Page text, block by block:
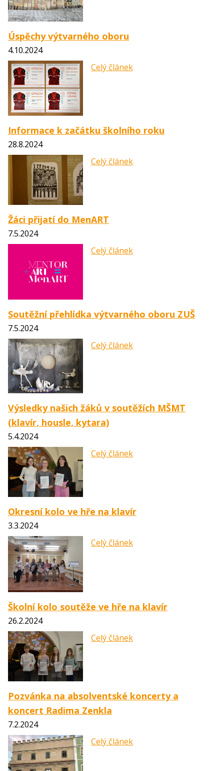
Úspěchy výtvarného oboru
4.10.2024
Celý článek
Informace k začátku školního roku
28.8.2024
Celý článek
Žáci přijatí do MenART
7.5.2024
Celý článek
Soutěžní přehlídka výtvarného oboru ZUŠ
7.5.2024
Celý článek
Výsledky našich žáků v soutěžích MŠMT
(klavír, housle, kytara)
5.4.2024
Celý článek
Okresní kolo ve hře na klavír
3.3.2024
Celý článek
Školní kolo soutěže ve hře na klavír
26.2.2024
Celý článek
Pozvánka na absolventské koncerty a
koncert Radima Zenkla
7.2.2024
Celý článek